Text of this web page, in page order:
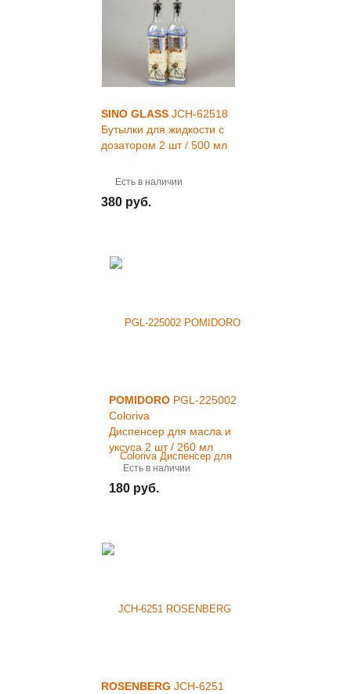
SINO GLASS JCH-62518
Бутылки для жидкости с
дозатором 2 шт / 500 мл
Есть в наличии
380 руб.
POMIDORO PGL-225002
Coloriva
Диспенсер для масла и
уксуса 2 шт / 260 мл
Есть в наличии
180 руб.
ROSENBERG JCH-6251